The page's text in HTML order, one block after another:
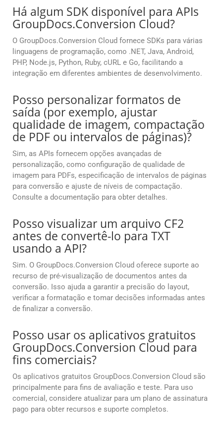
Há algum SDK disponível para APIs
GroupDocs.Conversion Cloud?
O GroupDocs.Conversion Cloud fornece SDKs para várias
linguagens de programação, como .NET, Java, Android,
PHP, Node.js, Python, Ruby, cURL e Go, facilitando a
integração em diferentes ambientes de desenvolvimento.
Posso personalizar formatos de
saída (por exemplo, ajustar
qualidade de imagem, compactação
de PDF ou intervalos de páginas)?
Sim, as APIs fornecem opções avançadas de
personalização, como configuração de qualidade de
imagem para PDFs, especificação de intervalos de páginas
para conversão e ajuste de níveis de compactação.
Consulte a documentação para obter detalhes.
Posso visualizar um arquivo CF2
antes de convertê-lo para TXT
usando a API?
Sim. O GroupDocs.Conversion Cloud oferece suporte ao
recurso de pré-visualização de documentos antes da
conversão. Isso ajuda a garantir a precisão do layout,
verificar a formatação e tomar decisões informadas antes
de finalizar a conversão.
Posso usar os aplicativos gratuitos
GroupDocs.Conversion Cloud para
fins comerciais?
Os aplicativos gratuitos GroupDocs.Conversion Cloud são
principalmente para fins de avaliação e teste. Para uso
comercial, considere atualizar para um plano de assinatura
pago para obter recursos e suporte completos.